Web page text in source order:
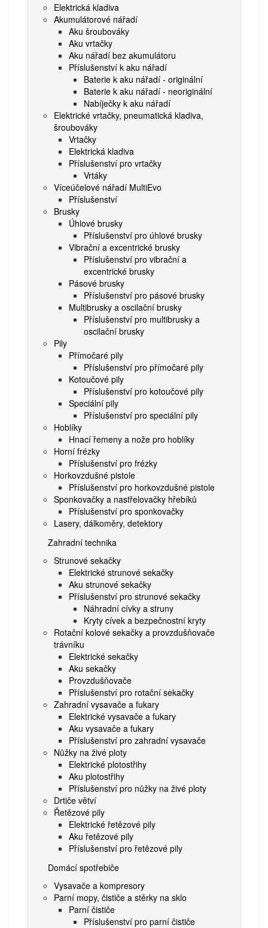
Elektrická kladiva
Akumulátorové nářadí
Aku šroubováky
Aku vrtačky
Aku nářadí bez akumulátoru
Příslušenství k aku nářadí
Baterie k aku nářadí - originální
Baterie k aku nářadí - neoriginální
Nabíječky k aku nářadí
Elektrické vrtačky, pneumatická kladiva,
šroubováky
Vrtačky
Elektrická kladiva
Příslušenství pro vrtačky
Vrtáky
Víceúčelové nářadí MultiEvo
Příslušenství
Brusky
Úhlové brusky
Příslušenství pro úhlové brusky
Vibrační a excentrické brusky
Příslušenství pro vibrační a
excentrické brusky
Pásové brusky
Příslušenství pro pásové brusky
Multibrusky a oscilační brusky
Příslušenství pro multibrusky a
oscilační brusky
Pily
Přímočaré pily
Příslušenství pro přímočaré pily
Kotoučové pily
Příslušenství pro kotoučové pily
Speciální pily
Příslušenství pro speciální pily
Hoblíky
Hnací řemeny a nože pro hoblíky
Horní frézky
Příslušenství pro frézky
Horkovzdušné pistole
Příslušenství pro horkovzdušné pistole
Sponkovačky a nastřelovačky hřebíků
Příslušenství pro sponkovačky
Lasery, dálkoměry, detektory
Zahradní technika
Strunové sekačky
Elektrické strunové sekačky
Aku strunové sekačky
Příslušenství pro strunové sekačky
Náhradní cívky a struny
Kryty cívek a bezpečnostní kryty
Rotační kolové sekačky a provzdušňovače
trávníku
Elektrické sekačky
Aku sekačky
Provzdušňovače
Příslušenství pro rotační sekačky
Zahradní vysavače a fukary
Elektrické vysavače a fukary
Aku vysavače a fukary
Příslušenství pro zahradní vysavače
Nůžky na živé ploty
Elektrické plotostřihy
Aku plotostřihy
Příslušenství pro nůžky na živé ploty
Drtiče větví
Řetězové pily
Elektrické řetězové pily
Aku řetězové pily
Příslušenství pro řetězové pily
Domácí spotřebiče
Vysavače a kompresory
Parní mopy, čističe a stěrky na sklo
Parní čističe
Příslušenství pro parní čističe